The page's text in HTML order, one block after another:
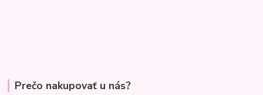
Prečo nakupovať u nás?